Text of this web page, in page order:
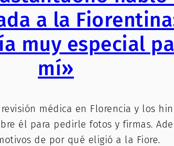
a la
muy especial
mí»
médica en Florencia y los
él para pedirle fotos y firmas.
de por qué eligió a la Fiore.